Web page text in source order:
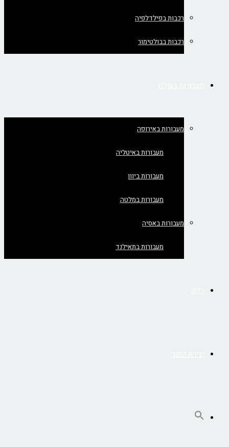
רכבות בפילדלפיה
רכבות בבולטימור
מעבורות באירופה
מעבורות באיטליה
מעבורות ביוון
מעבורות במלטה
מעבורות באסיה
מעבורות בתאילנד